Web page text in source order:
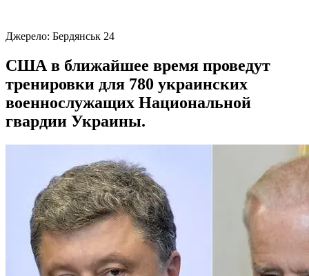
Джерело: Бердянськ 24
США в ближайшее время проведут
тренировки для 780 украинских
военнослужащих Национальной
гвардии Украины.